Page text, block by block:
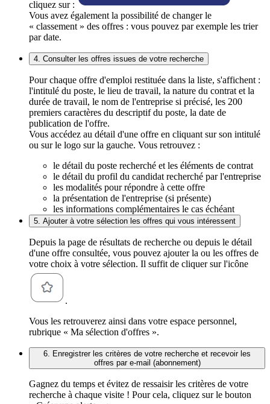
cliquez sur :
Vous avez également la possibilité de changer le
« classement » des offres : vous pouvez par exemple les trier
par date.
4. Consulter les offres issues de votre recherche
Pour chaque offre d'emploi restituée dans la liste, s'affichent :
l'intitulé du poste, le lieu de travail, la nature du contrat et la
durée de travail, le nom de l'entreprise si précisé, les 200
premiers caractères du descriptif du poste, la date de
publication de l'offre.
Vous accédez au détail d'une offre en cliquant sur son intitulé
ou sur le logo sur la gauche. Vous retrouvez :
le détail du poste recherché et les éléments de contrat
le détail du profil du candidat recherché par l'entreprise
les modalités pour répondre à cette offre
la présentation de l'entreprise (si présente)
les informations complémentaires le cas échéant
5. Ajouter à votre sélection les offres qui vous intéressent
Depuis la page de résultats de recherche ou depuis le détail
d'une offre consultée, vous pouvez ajouter la ou les offres de
votre choix à votre sélection. Il suffit de cliquer sur l'icône
.
Vous les retrouverez ainsi dans votre espace personnel,
rubrique « Ma sélection d'offres ».
6. Enregistrer les critères de votre recherche et recevoir les
offres par e-mail (abonnement)
Gagnez du temps et évitez de ressaisir les critères de votre
recherche à chaque visite ! Pour cela, cliquez sur le bouton